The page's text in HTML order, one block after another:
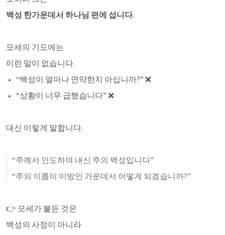
백성 한가운데서 하나님 편에 섭니다.
모세의 기도에는
이런 말이 없습니다.
“백성이 얼마나 연약한지 아십니까?” ❌
“상황이 너무 급했습니다” ❌
대신 이렇게 말합니다.
“주께서 인도하여 내신 주의 백성입니다”
“주의 이름이 이방인 가운데서 어떻게 되겠습니까?”
👉 모세가 붙든 것은
백성의 사정이 아니라